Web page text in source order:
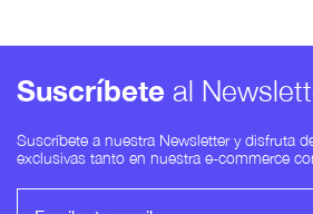
Suscríbete al
Suscríbete a nuestra Newsletter y disfruta
exclusivas tanto en nuestra e-commerce